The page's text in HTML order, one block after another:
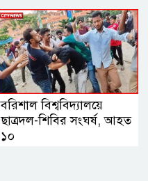
বরিশাল বিশ্ববিদ্যালয়ে
ছাত্রদল-শিবির সংঘর্ষ, আহত
১০